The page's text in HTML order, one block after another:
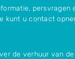
persvragen
kunt u contact
de verhuur van